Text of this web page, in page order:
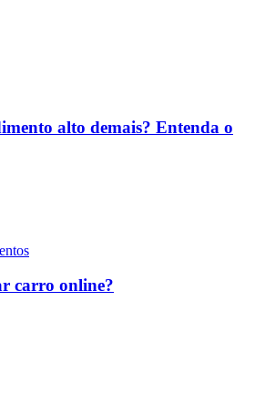
alto demais? Entenda o
carro online?